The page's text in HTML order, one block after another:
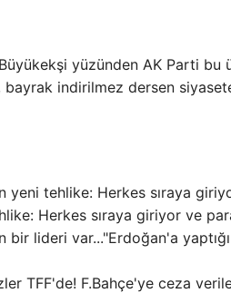
yüzünden AK Parti
indirilmez dersen siyasete
Herkes sıraya giriyor ve
Erdoğan'a
TFF'de! F.Bahçe'ye ceza